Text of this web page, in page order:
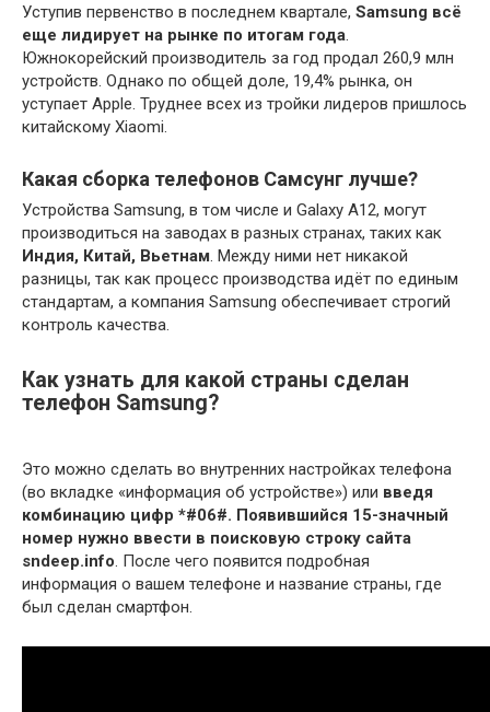
Уступив первенство в последнем квартале, Samsung всё
еще лидирует на рынке по итогам года.
Южнокорейский производитель за год продал 260,9 млн
устройств. Однако по общей доле, 19,4% рынка, он
уступает Apple. Труднее всех из тройки лидеров пришлось
китайскому Xiaomi.
Какая сборка телефонов Самсунг лучше?
Устройства Samsung, в том числе и Galaxy A12, могут
производиться на заводах в разных странах, таких как
Индия, Китай, Вьетнам. Между ними нет никакой
разницы, так как процесс производства идёт по единым
стандартам, а компания Samsung обеспечивает строгий
контроль качества.
Как узнать для какой страны сделан
телефон Samsung?
Это можно сделать во внутренних настройках телефона
(во вкладке «информация об устройстве») или введя
комбинацию цифр *#06#. Появившийся 15-значный
номер нужно ввести в поисковую строку сайта
sndeep.info. После чего появится подробная
информация о вашем телефоне и название страны, где
был сделан смартфон.